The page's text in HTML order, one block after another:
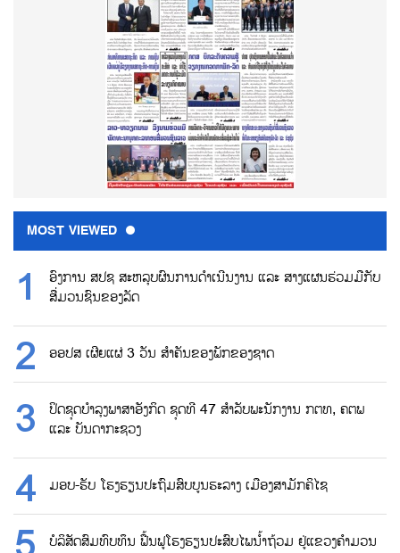
MOST VIEWED
ອົງການ ສປຊ ສະຫລຸບຜົນການດຳເນີນງານ ແລະ ສາງແຜນຮ່ວມມືກັບ
ສື່ມວນຊົນຂອງລັດ
ອອປສ ເຜີຍແຜ່ 3 ວັນ ສຳຄັນຂອງພັກຂອງຊາດ
ປິດຊຸດບຳລຸງພາສາອັງກິດ ຊຸດທີ 47 ສຳລັບພະນັກງານ ກຕທ, ຄຕພ
ແລະ ບັນດາກະຊວງ
ມອບ-ຮັບ ໂຮງຮຽນປະຖົມສົບບູນຮະລາງ ເມືອງສາມັກຄິໄຊ
ບໍລິສັດສົມທົບທຶນ ຟື້ນຟູໂຮງຮຽນປະສົບໄພນ້ຳຖ້ວມ ຢູ່ແຂວງຄຳມວນ